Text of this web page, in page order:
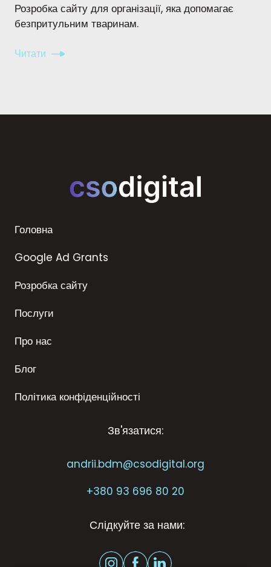
Розробка сайту для організації, яка допомагає
безпритульним тваринам.
Читати
Головна
Google Ad Grants
Розробка сайту
Послуги
Про нас
Блог
Політика конфіденційності
Зв'язатися:
andrii.bdm@csodigital.org
+380 93 696 80 20
Слідкуйте за нами: